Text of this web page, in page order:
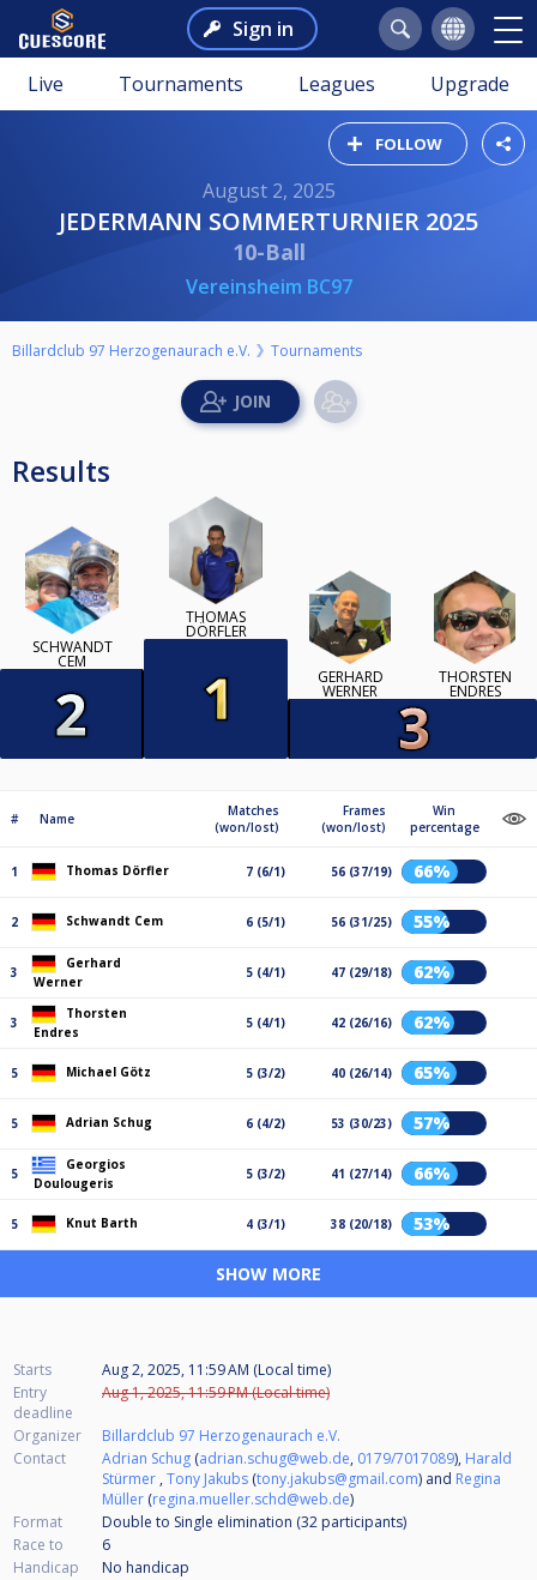
Sign in
Live Tournaments Leagues Upgrade
FOLLOW
August 2, 2025
JEDERMANN SOMMERTURNIER 2025
10-Ball
Vereinsheim BC97
Billardclub 97 Herzogenaurach e.V. Tournaments
Results
SCHWANDT
CEM
THOMAS
DÖRFLER
GERHARD
WERNER
THORSTEN
ENDRES
# Name
Matches
(won/lost)
Frames
(won/lost)
Win
percentage
1 Thomas Dörfler 7 (6/1) 56 (37/19) 66%
2 Schwandt Cem 6 (5/1) 56 (31/25) 55%
3
Gerhard
Werner
5 (4/1) 47 (29/18) 62%
3
Thorsten
Endres
5 (4/1) 42 (26/16) 62%
5 Michael Götz 5 (3/2) 40 (26/14) 65%
5 Adrian Schug 6 (4/2) 53 (30/23) 57%
5
Georgios
Doulougeris
5 (3/2) 41 (27/14) 66%
5 Knut Barth 4 (3/1) 38 (20/18) 53%
SHOW MORE
Starts
Aug 2, 2025, 11:59 AM (Local time)
Entry
deadline
Aug 1, 2025, 11:59 PM (Local time)
Organizer
Billardclub 97 Herzogenaurach e.V.
Contact
Adrian Schug (adrian.schug@web.de, 0179/7017089), Harald
Stürmer ,Tony Jakubs (tony.jakubs@gmail.com) and Regina
Müller (regina.mueller.schd@web.de)
Format
Double to Single elimination (32 participants)
Race to
6
Handicap
No handicap